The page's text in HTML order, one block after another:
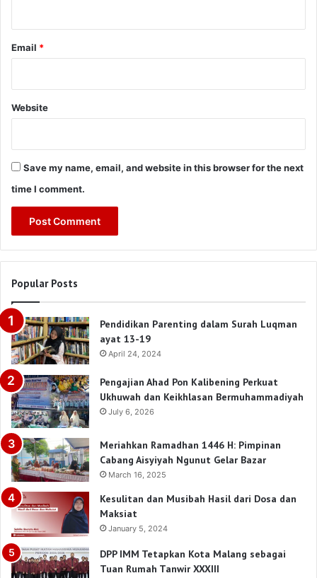
Email *
Website
Save my name, email, and website in this browser for the next
time I comment.
Popular Posts
Pendidikan Parenting dalam Surah Luqman
ayat 13-19
April 24, 2024
Pengajian Ahad Pon Kalibening Perkuat
Ukhuwah dan Keikhlasan Bermuhammadiyah
July 6, 2026
Meriahkan Ramadhan 1446 H: Pimpinan
Cabang Aisyiyah Ngunut Gelar Bazar
March 16, 2025
Kesulitan dan Musibah Hasil dari Dosa dan
Maksiat
January 5, 2024
DPP IMM Tetapkan Kota Malang sebagai
Tuan Rumah Tanwir XXXIII